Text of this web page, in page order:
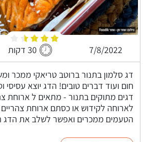
7/8/2022 30 דקות
דג סלמון בתנור ברוטב טריאקי ממכר
חום ועוד דברים טובים! הדג יוצא עסיסי
דגים מתוקים בתנור - מתאים ל ארוחת
לארוחה לקידוש או כסתם ארוחת
הטעמים ממכרים ואפשר לשלב את הדג